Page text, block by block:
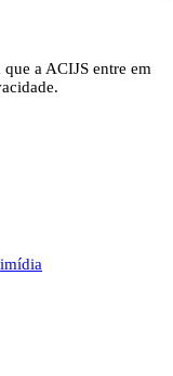
a ACIJS entre em